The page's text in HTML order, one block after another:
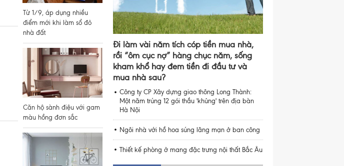
Từ 1/9, áp dụng nhiều
điểm mới khi làm sổ đỏ
nhà đất
Căn hộ sành điệu với gam
màu hồng đơn sắc
Đi làm vài năm tích cóp tiền mua nhà,
rồi “ôm cục nợ” hàng chục năm, sống
kham khổ hay đem tiền đi đầu tư và
mua nhà sau?
Công ty CP Xây dựng giao thông Long Thành:
Một năm trúng 12 gói thầu 'khủng' trên địa bàn
Hà Nội
Ngôi nhà với hồ hoa súng lãng mạn ở ban công
Thiết kế phòng ở mang đặc trưng nội thất Bắc Âu